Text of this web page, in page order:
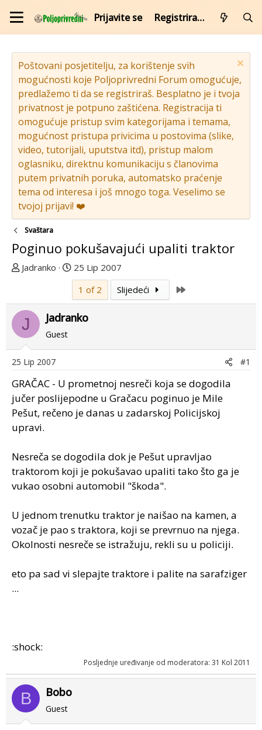
Prijavite se Registrirajte se
Poštovani posjetitelju, za korištenje svih
mogućnosti koje Poljoprivredni Forum omogućuje,
predlažemo ti da se registriraš. Besplatno je i tvoja
privatnost je potpuno zaštićena. Registracija ti
omogućuje pristup svim kategorijama i temama,
mogućnost pristupa privicima u postovima (slike,
video, tutorijali, uputstva itd), pristup malom
oglasniku, direktnu komunikaciju s članovima
putem privatnih poruka, automatsko praćenje
tema od interesa i još mnogo toga. Veselimo se
tvojoj prijavi! ❤️
Svaštara
Poginuo pokušavajući upaliti traktor
T
u
p
o
r
e
n
u
o
Jadranko
D
a
u
m
o
g
p
o
s
25 Lip 2007
1 of 2
Slijedeći
J Jadranko
Guest
25 Lip 2007 #1
GRAČAC - U prometnoj nesreči koja se dogodila
jučer poslijepodne u Gračacu poginuo je Mile
Pešut, rečeno je danas u zadarskoj Policijskoj
upravi.
Nesreča se dogodila dok je Pešut upravljao
traktorom koji je pokušavao upaliti tako što ga je
vukao osobni automobil "škoda".
U jednom trenutku traktor je naišao na kamen, a
vozač je pao s traktora, koji se prevrnuo na njega.
Okolnosti nesreče se istražuju, rekli su u policiji.
eto pa sad vi slepajte traktore i palite na sarafziger
...
:shock:
Posljednje uređivanje od moderatora: 31 Kol 2011
B Bobo
Guest